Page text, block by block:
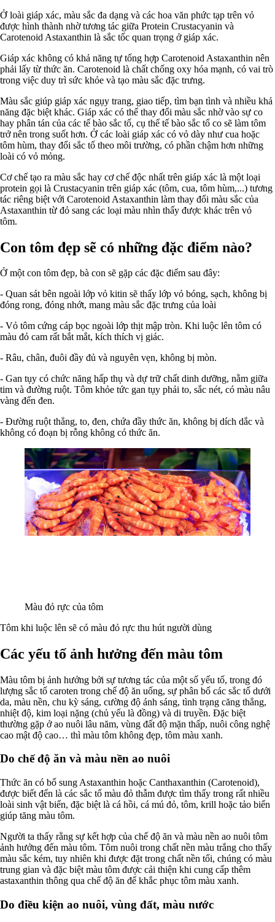
Ở loài giáp xác, màu sắc đa dạng và các hoa văn phức tạp trên vỏ
được hình thành nhờ tương tác giữa Protein Crustacyanin và
Carotenoid Astaxanthin là sắc tốc quan trọng ở giáp xác.
Giáp xác không có khả năng tự tổng hợp Carotenoid Astaxanthin nên
phải lấy từ thức ăn. Carotenoid là chất chống oxy hóa mạnh, có vai trò
trong việc duy trì sức khỏe và tạo màu sắc đặc trưng.
Màu sắc giúp giáp xác ngụy trang, giao tiếp, tìm bạn tình và nhiều khả
năng đặc biệt khác. Giáp xác có thể thay đổi màu sắc nhờ vào sự co
hay phân tán của các tế bào sắc tố, cụ thể tế bào sắc tố co sẽ làm tôm
trở nên trong suốt hơn. Ở các loài giáp xác có vỏ dày như cua hoặc
tôm hùm, thay đổi sắc tố theo môi trường, có phần chậm hơn những
loài có vỏ mỏng.
Cơ chế tạo ra màu sắc hay cơ chế độc nhất trên giáp xác là một loại
protein gọi là Crustacyanin trên giáp xác (tôm, cua, tôm hùm,...) tương
tác riêng biệt với Carotenoid Astaxanthin làm thay đổi màu sắc của
Astaxanthin từ đỏ sang các loại màu nhìn thấy được khác trên vỏ
tôm.
Con tôm đẹp sẽ có những đặc điểm nào?
Ở một con tôm đẹp, bà con sẽ gặp các đặc điểm sau đây:
- Quan sát bên ngoài lớp vỏ kitin sẽ thấy lớp vỏ bóng, sạch, không bị
đóng rong, đóng nhớt, mang màu sắc đặc trưng của loài
- Vỏ tôm cứng cáp bọc ngoài lớp thịt mập tròn. Khi luộc lên tôm có
màu đỏ cam rất bắt mắt, kích thích vị giác.
- Râu, chân, đuôi đầy đủ và nguyên vẹn, không bị mòn.
- Gan tụy có chức năng hấp thụ và dự trữ chất dinh dưỡng, nằm giữa
tim và đường ruột. Tôm khỏe tức gan tụy phải to, sắc nét, có màu nâu
vàng đến đen.
- Đường ruột thẳng, to, đen, chứa đầy thức ăn, không bị dích dắc và
không có đoạn bị rỗng không có thức ăn.
Màu đỏ rực của tôm
Tôm khi luộc lên sẽ có màu đỏ rực thu hút người dùng
Các yếu tố ảnh hưởng đến màu tôm
Màu tôm bị ảnh hưởng bởi sự tương tác của một số yếu tố, trong đó
lượng sắc tố caroten trong chế độ ăn uống, sự phân bố các sắc tố dưới
da, màu nền, chu kỳ sáng, cường độ ánh sáng, tình trạng căng thẳng,
nhiệt độ, kim loại nặng (chủ yếu là đồng) và di truyền. Đặc biệt
thường gặp ở ao nuôi lâu năm, vùng đất độ mặn thấp, nuôi công nghệ
cao mật độ cao… thì màu tôm không đẹp, tôm màu xanh.
Do chế độ ăn và màu nền ao nuôi
Thức ăn có bổ sung Astaxanthin hoặc Canthaxanthin (Carotenoid),
được biết đến là các sắc tố màu đỏ thẫm được tìm thấy trong rất nhiều
loài sinh vật biển, đặc biệt là cá hồi, cá mú đỏ, tôm, krill hoặc tảo biển
giúp tăng màu tôm.
Người ta thấy rằng sự kết hợp của chế độ ăn và màu nền ao nuôi tôm
ảnh hưởng đến màu tôm. Tôm nuôi trong chất nền màu trắng cho thấy
màu sắc kém, tuy nhiên khi được đặt trong chất nền tối, chúng có màu
trung gian và đặc biệt màu tôm được cải thiện khi cung cấp thêm
astaxanthin thông qua chế độ ăn để khắc phục tôm màu xanh.
Do điều kiện ao nuôi, vùng đất, màu nước